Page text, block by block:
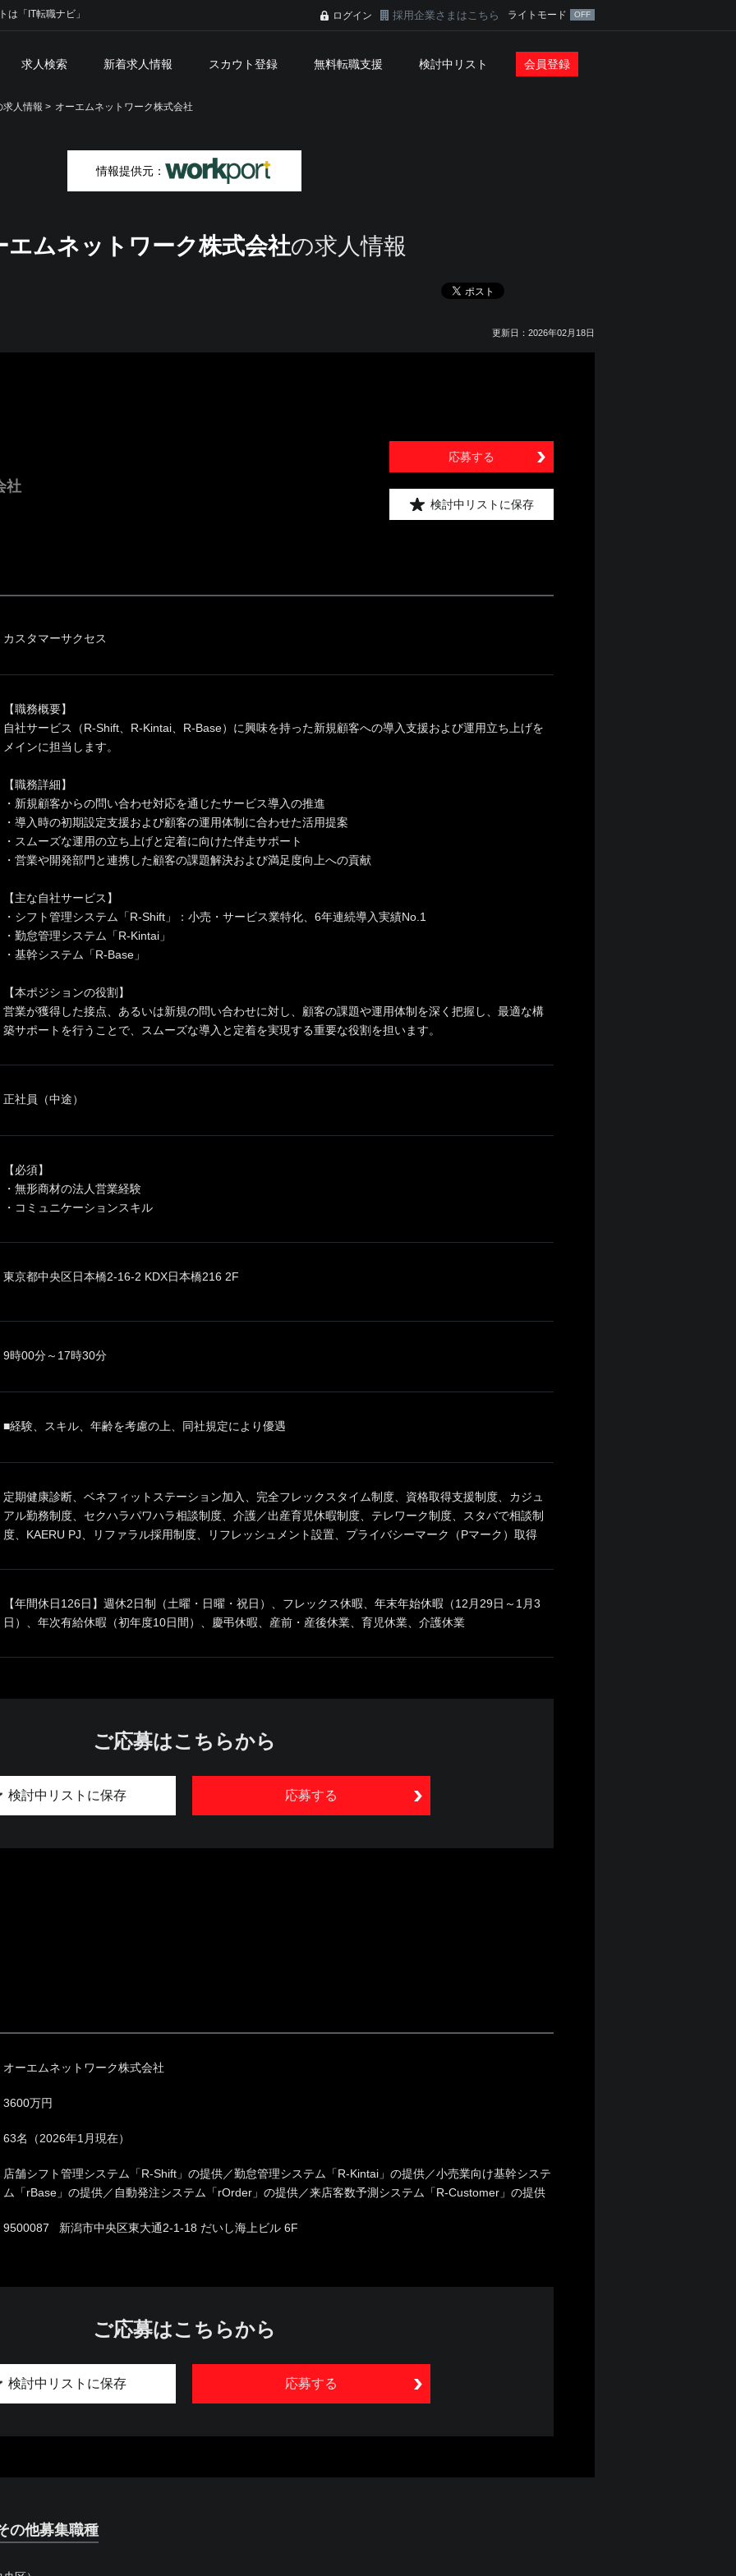
は「IT転職ナビ」 ログイン 採用企業さまはこちら ライトモード
求人検索 新着求人情報 スカウト登録 無料転職支援 検討中リスト 会員登録
求人情報 > オーエムネットワーク株式会社
情報提供元：
エムネットワーク株式会社の求人情報
更新日：2026年02月18日
社
応募する
検討中リストに保存
カスタマーサクセス
【職務概要】
自社サービス（R-Shift、R-Kintai、R-Base）に興味を持った新規顧客への導入支援および運用立ち上げを
メインに担当します。
【職務詳細】
・新規顧客からの問い合わせ対応を通じたサービス導入の推進
・導入時の初期設定支援および顧客の運用体制に合わせた活用提案
・スムーズな運用の立ち上げと定着に向けた伴走サポート
・営業や開発部門と連携した顧客の課題解決および満足度向上への貢献
【主な自社サービス】
・シフト管理システム「R-Shift」：小売・サービス業特化、6年連続導入実績No.1
・勤怠管理システム「R-Kintai」
・基幹システム「R-Base」
【本ポジションの役割】
営業が獲得した接点、あるいは新規の問い合わせに対し、顧客の課題や運用体制を深く把握し、最適な構
築サポートを行うことで、スムーズな導入と定着を実現する重要な役割を担います。
正社員（中途）
【必須】
・無形商材の法人営業経験
・コミュニケーションスキル
東京都中央区日本橋2-16-2 KDX日本橋216 2F
9時00分～17時30分
■経験、スキル、年齢を考慮の上、同社規定により優遇
定期健康診断、ベネフィットステーション加入、完全フレックスタイム制度、資格取得支援制度、カジュ
アル勤務制度、セクハラパワハラ相談制度、介護／出産育児休暇制度、テレワーク制度、スタバで相談制
度、KAERU PJ、リファラル採用制度、リフレッシュメント設置、プライバシーマーク（Pマーク）取得
【年間休日126日】週休2日制（土曜・日曜・祝日）、フレックス休暇、年末年始休暇（12月29日～1月3
日）、年次有給休暇（初年度10日間）、慶弔休暇、産前・産後休業、育児休業、介護休業
ご応募はこちらから
応募する
検討中リストに保存
オーエムネットワーク株式会社
3600万円
63名（2026年1月現在）
店舗シフト管理システム「R-Shift」の提供／勤怠管理システム「R-Kintai」の提供／小売業向け基幹システ
ム「rBase」の提供／自動発注システム「rOrder」の提供／来店客数予測システム「R-Customer」の提供
9500087 新潟市中央区東大通2-1-18 だいし海上ビル 6F
ご応募はこちらから
応募する
検討中リストに保存
の他募集職種